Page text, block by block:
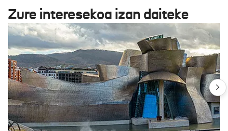
Zure interesekoa izan daiteke